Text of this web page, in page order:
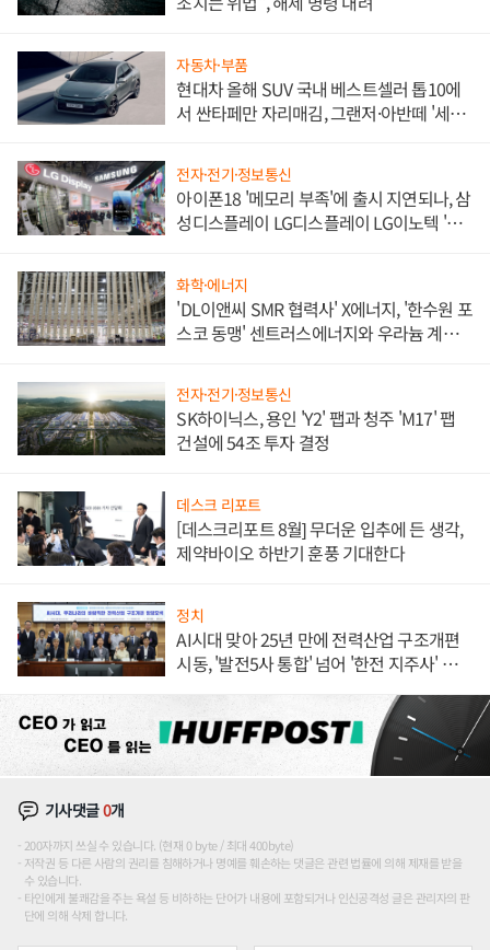
자동차·부품
현대차 올해 SUV 국내 베스트셀러 톱10에
서 싼타페만 자리매김, 그랜저·아반떼 '세단
전자·전기·정보통신
아이폰18 '메모리 부족'에 출시 지연되나, 삼
성디스플레이 LG디스플레이 LG이노텍 '탈
화학·에너지
'DL이앤씨 SMR 협력사' X에너지, '한수원 포
스코 동맹' 센트러스에너지와 우라늄 계약
전자·전기·정보통신
SK하이닉스, 용인 'Y2' 팹과 청주 'M17' 팹
건설에 54조 투자 결정
데스크 리포트
[데스크리포트 8월] 무더운 입추에 든 생각,
제약바이오 하반기 훈풍 기대한다
정치
AI시대 맞아 25년 만에 전력산업 구조개편
시동, '발전5사 통합' 넘어 '한전 지주사' 재편
기사댓글0개
200자까지 쓰실 수 있습니다. (현재 0 byte / 최대 400byte)
저작권 등 다른 사람의 권리를 침해하거나 명예를 훼손하는 댓글은 관련 법률에 의해 제재를 받을
수 있습니다.
타인에게 불쾌감을 주는 욕설 등 비하하는 단어가 내용에 포함되거나 인신공격성 글은 관리자의 판
단에 의해 삭제 합니다.